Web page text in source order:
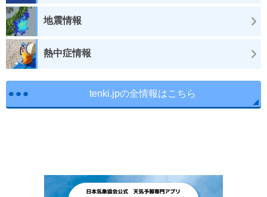
地震情報
熱中症情報
tenki.jpの全情報はこちら